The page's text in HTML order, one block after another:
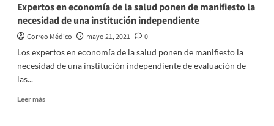
Expertos en economía de la salud ponen de manifiesto la
necesidad de una institución independiente
Correo Médico mayo 21, 2021
0
Los expertos en economía de la salud ponen de manifiesto la
necesidad de una institución independiente de evaluación de
las...
Leer másLeer